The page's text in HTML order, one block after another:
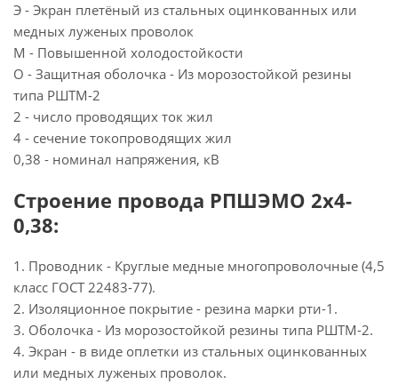
Э - Экран плетёный из стальных оцинкованных или
медных луженых проволок
М - Повышенной холодостойкости
О - Защитная оболочка - Из морозостойкой резины
типа РШТМ-2
2 - число проводящих ток жил
4 - сечение токопроводящих жил
0,38 - номинал напряжения, кВ
Строение провода РПШЭМО 2х4-
0,38:
1. Проводник - Круглые медные многопроволочные (4,5
класс ГОСТ 22483-77).
2. Изоляционное покрытие - резина марки рти-1.
3. Оболочка - Из морозостойкой резины типа РШТМ-2.
4. Экран - в виде оплетки из стальных оцинкованных
или медных луженых проволок.